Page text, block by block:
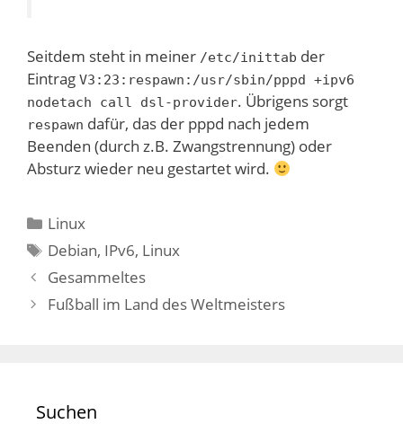
Seitdem steht in meiner /etc/inittab der
Eintrag V3:23:respawn:/usr/sbin/pppd +ipv6
nodetach call dsl-provider. Übrigens sorgt
respawn dafür, das der pppd nach jedem
Beenden (durch z.B. Zwangstrennung) oder
Absturz wieder neu gestartet wird.
Kategorien
Linux
Schlagwörter
Debian, IPv6, Linux
Gesammeltes
Fußball im Land des Weltmeisters
Suchen